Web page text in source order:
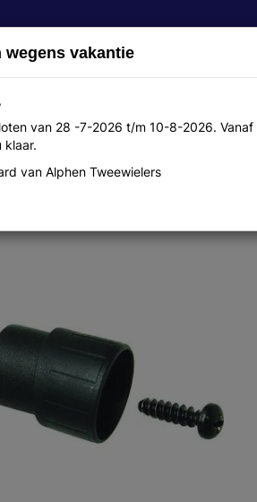
Over ons
m met quad adapter
wegens vakantie
van 28 -7-2026 t/m 10-8-2026.
klaar.
van Alphen Tweewielers